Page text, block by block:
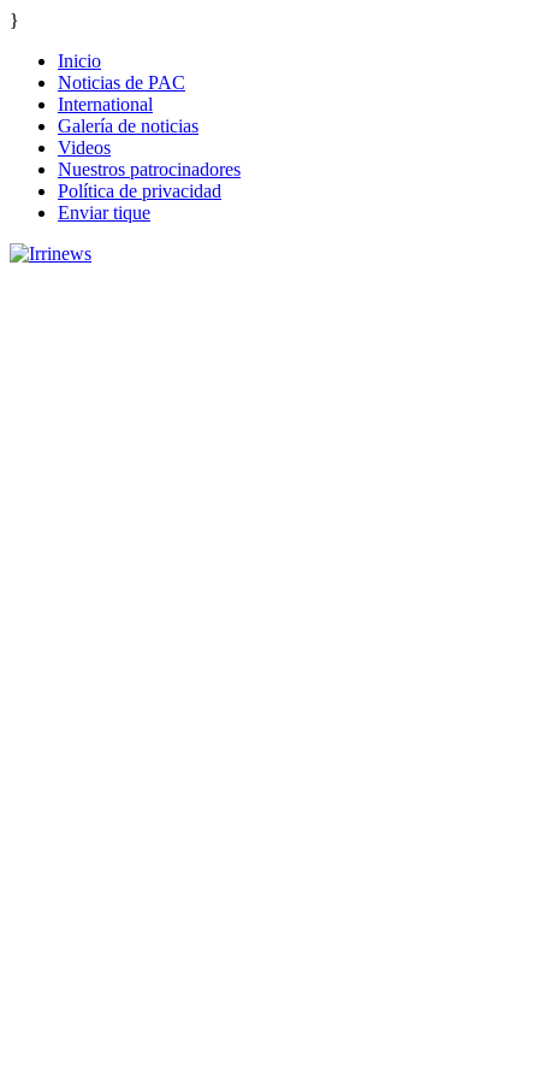
}
Inicio
Noticias de PAC
International
Galería de noticias
Videos
Nuestros patrocinadores
Política de privacidad
Enviar tique